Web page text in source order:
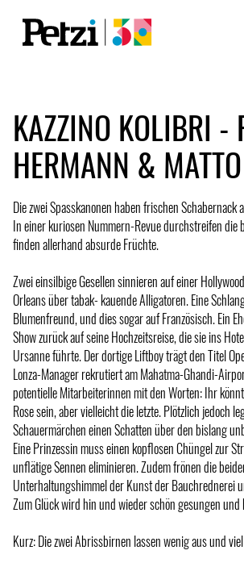
KAZZINO KOLIBRI -
HERMANN &
Die zwei Spasskanonen haben frischen
In einer kuriosen Nummern-Revue durchstreifen die
finden allerhand absurde Früchte.
Zwei einsilbige Gesellen sinnieren auf einer
Orleans über tabak- kauende Alligatoren. Eine
Blumenfreund, und dies sogar auf Französisch. Ein
Show zurück auf seine Hochzeitsreise, die sie ins
Ursanne führte. Der dortige Liftboy trägt den Titel
Lonza-Manager rekrutiert am Mahatma-Ghandi-
potentielle Mitarbeiterinnen mit den Worten: Ihr
Rose sein, aber vielleicht die letzte. Plötzlich jedoch
Schauermärchen einen Schatten über den bislang
Eine Prinzessin muss einen kopflosen Chüngel zur
unflätige Sennen eliminieren. Zudem frönen die
Unterhaltungshimmel der Kunst der Bauchrednerei
Zum Glück wird hin und wieder schön gesungen
Kurz: Die zwei Abrissbirnen lassen wenig aus und